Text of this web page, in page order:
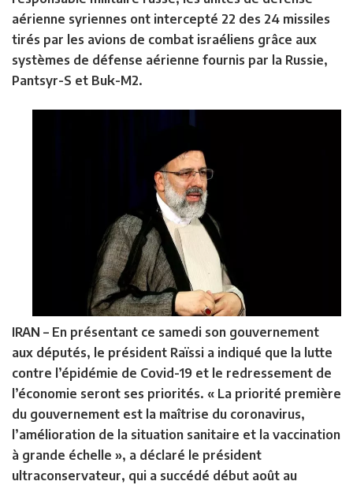
aérienne syriennes ont intercepté 22 des 24 missiles
tirés par les avions de combat israéliens grâce aux
systèmes de défense aérienne fournis par la Russie,
Pantsyr-S et Buk-M2.
IRAN – En présentant ce samedi son gouvernement
aux députés, le président Raïssi a indiqué que la lutte
contre l’épidémie de Covid-19 et le redressement de
l’économie seront ses priorités. « La priorité première
du gouvernement est la maîtrise du coronavirus,
l’amélioration de la situation sanitaire et la vaccination
à grande échelle », a déclaré le président
ultraconservateur, qui a succédé début août au